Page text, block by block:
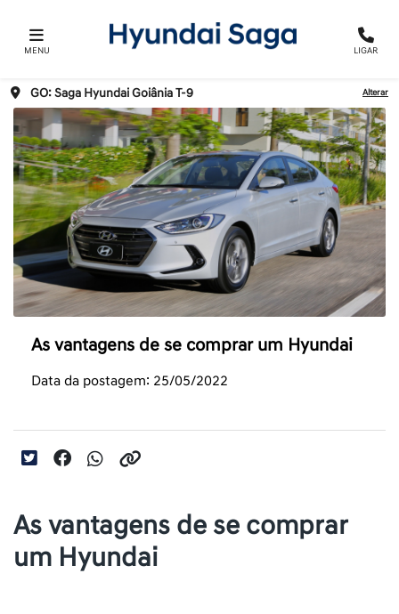
MENU LIGAR
GO: Saga Hyundai Goiânia T-9 Alterar
As vantagens de se comprar um Hyundai
Data da postagem: 25/05/2022
As vantagens de se comprar
um Hyundai